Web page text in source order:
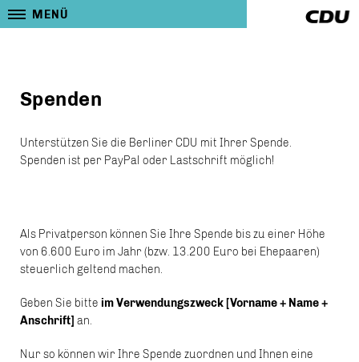
MENÜ
Spenden
Unterstützen Sie die Berliner CDU mit Ihrer Spende.
Spenden ist per PayPal oder Lastschrift möglich!
Als Privatperson können Sie Ihre Spende bis zu einer Höhe
von 6.600 Euro im Jahr (bzw. 13.200 Euro bei Ehepaaren)
steuerlich geltend machen.
Geben Sie bitte im Verwendungszweck [Vorname + Name +
Anschrift] an.
Nur so können wir Ihre Spende zuordnen und Ihnen eine